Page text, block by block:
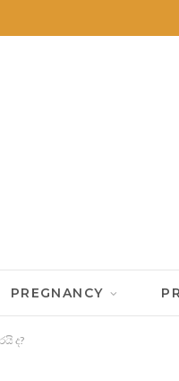
PREGNANCY
ද?